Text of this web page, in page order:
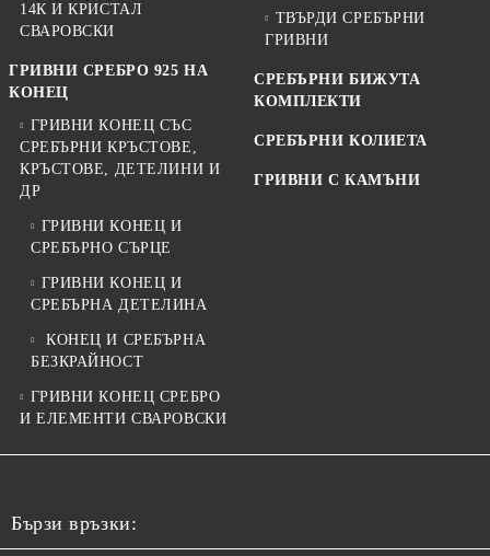
14К И КРИСТАЛ
СВАРОВСКИ
ГРИВНИ СРЕБРО 925 НА
КОНЕЦ
ГРИВНИ КОНЕЦ СЪС
СРЕБЪРНИ КРЪСТОВЕ,
КРЪСТОВЕ, ДЕТЕЛИНИ И
ДР
ГРИВНИ КОНЕЦ И
СРЕБЪРНО СЪРЦЕ
ГРИВНИ КОНЕЦ И
СРЕБЪРНА ДЕТЕЛИНА
КОНЕЦ И СРЕБЪРНА
БЕЗКРАЙНОСТ
ГРИВНИ КОНЕЦ СРЕБРО
И ЕЛЕМЕНТИ СВАРОВСКИ
ТВЪРДИ СРЕБЪРНИ
ГРИВНИ
СРЕБЪРНИ БИЖУТА
КОМПЛЕКТИ
СРЕБЪРНИ КОЛИЕТА
ГРИВНИ С КАМЪНИ
Бързи връзки: